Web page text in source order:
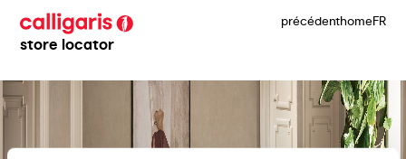
store locator
précédenthomeFR